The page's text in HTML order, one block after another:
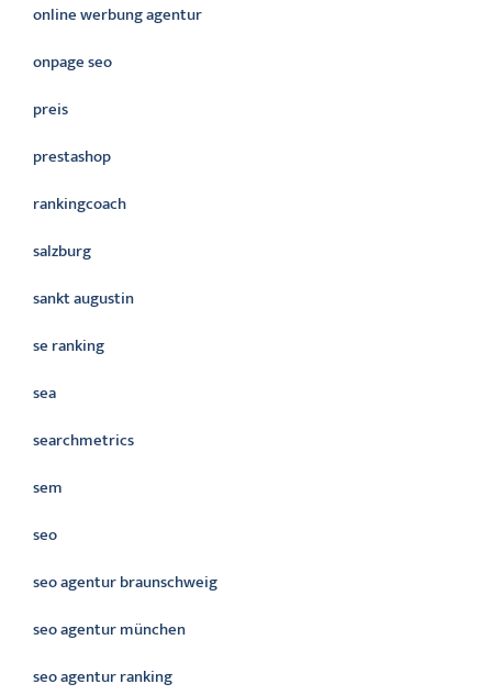
online werbung agentur
onpage seo
preis
prestashop
rankingcoach
salzburg
sankt augustin
se ranking
sea
searchmetrics
sem
seo
seo agentur braunschweig
seo agentur münchen
seo agentur ranking